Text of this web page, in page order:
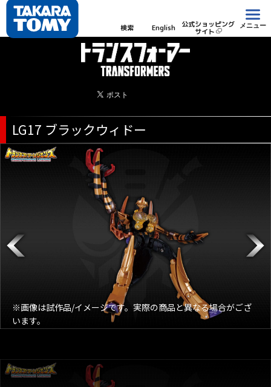
検索 English 公式ショッピング
サイト
メニュー
LG17 ブラックウィドー
※画像は試作品/イメージです。実際の商品と異なる場合がござ
います。